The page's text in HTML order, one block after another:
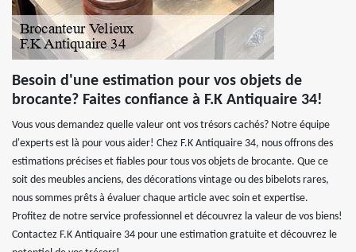
Besoin d'une estimation pour vos objets de
brocante? Faites confiance à F.K Antiquaire 34!
Vous vous demandez quelle valeur ont vos trésors cachés? Notre équipe
d'experts est là pour vous aider! Chez F.K Antiquaire 34, nous offrons des
estimations précises et fiables pour tous vos objets de brocante. Que ce
soit des meubles anciens, des décorations vintage ou des bibelots rares,
nous sommes prêts à évaluer chaque article avec soin et expertise.
Profitez de notre service professionnel et découvrez la valeur de vos biens!
Contactez F.K Antiquaire 34 pour une estimation gratuite et découvrez le